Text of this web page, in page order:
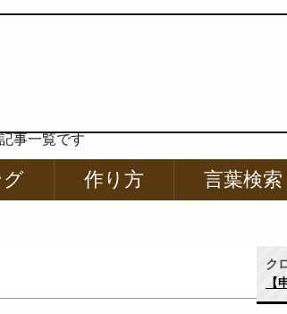
事一覧です
作り方 言葉検索
ク
【